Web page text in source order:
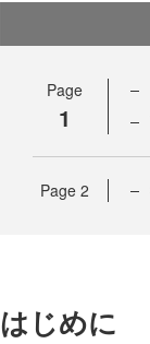
Page
1
Page 2
はじめに